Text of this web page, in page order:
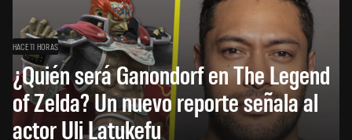
HACE 11 HORAS
¿Quién será Ganondorf en The Legend
of Zelda? Un nuevo reporte señala al
actor Uli Latukefu